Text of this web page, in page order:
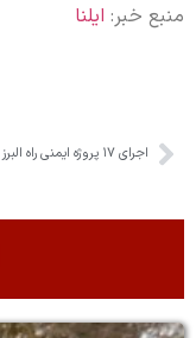
منبع خبر: ایلنا